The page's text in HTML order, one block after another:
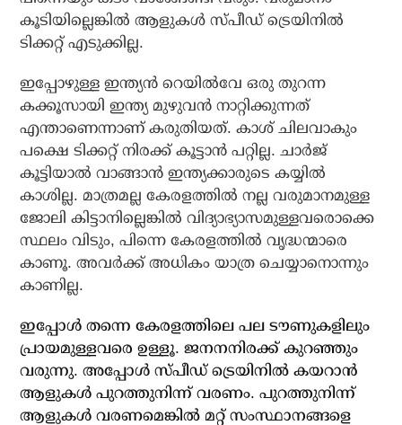
കൂടിയില്ലെങ്കില്‍ ആളുകള്‍ സ്പീഡ് ട്രെയിനില്‍
ടിക്കറ്റ് എടുക്കില്ല.
ഇപ്പോഴുള്ള ഇന്ത്യന്‍ റെയില്‍വേ ഒരു തുറന്ന
കക്കൂസായി ഇന്ത്യ മുഴുവന്‍ നാറ്റിക്കുന്നത്
എന്താണെന്നാണ് കരുതിയത്. കാശ് ചിലവാകും
പക്ഷെ ടിക്കറ്റ് നിരക്ക് കൂട്ടാന്‍ പറ്റില്ല. ചാര്‍ജ്
കൂട്ടിയാല്‍ വാങ്ങാന്‍ ഇന്ത്യക്കാരുടെ കയ്യില്‍
കാശില്ല. മാത്രമല്ല കേരളത്തില്‍ നല്ല വരുമാനമുള്ള
ജോലി കിട്ടാനില്ലെങ്കില്‍ വിദ്യാഭ്യാസമുള്ളവരൊക്കെ
സ്ഥലം വിടും, പിന്നെ കേരളത്തില്‍ വൃദ്ധന്മാരെ
കാണൂ. അവര്‍ക്ക് അധികം യാത്ര ചെയ്യാനൊന്നും
കാണില്ല.
ഇപ്പോള്‍ തന്നെ കേരളത്തിലെ പല ടൗണുകളിലും
പ്രായമുള്ളവരെ ഉള്ളൂ. ജനനനിരക്ക് കുറഞ്ഞും
വരുന്നു. അപ്പോള്‍ സ്പീഡ് ട്രെയിനില്‍ കയറാന്‍
ആളുകള്‍ പുറത്തുനിന്ന് വരണം. പുറത്തുനിന്ന്
ആളുകള്‍ വരണമെങ്കില്‍ മറ്റ് സംസ്ഥാനങ്ങളെ